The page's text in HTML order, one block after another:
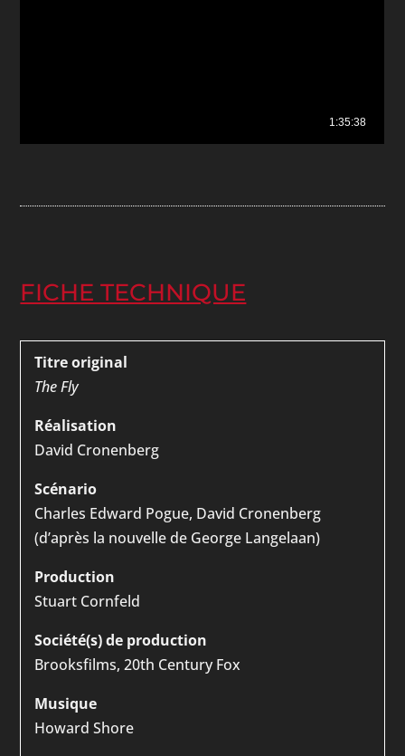
FICHE TECHNIQUE
Titre original
The Fly
Réalisation
David Cronenberg
Scénario
Charles Edward Pogue, David Cronenberg
(d’après la nouvelle de George Langelaan)
Production
Stuart Cornfeld
Société(s) de production
Brooksfilms, 20th Century Fox
Musique
Howard Shore